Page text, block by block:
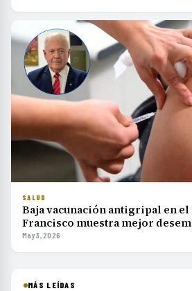
SALUD
Baja vacunación antigripal en el
Francisco muestra mejor
May 3, 2026
MÁS LEÍDAS